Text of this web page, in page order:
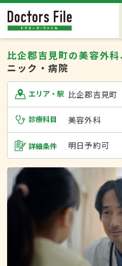
比企郡吉見町の美容外
ニック・病院
エリア・駅 比企郡吉見町
診療科目 美容外科
詳細条件 明日予約可